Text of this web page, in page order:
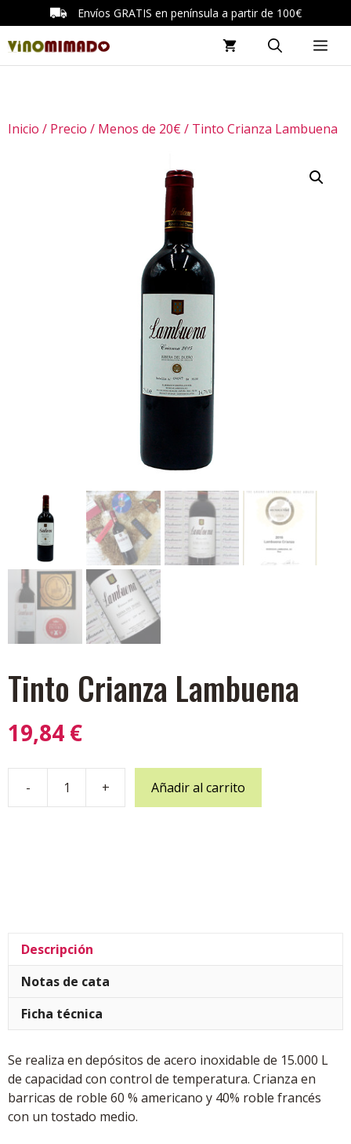
al
contenido
Envíos GRATIS en península a partir de 100€
Inicio / Precio / Menos de 20€ / Tinto Crianza Lambuena
Tinto Crianza Lambuena
19,84 €
-
Tinto
+ Añadir al carrito
Descripción
Notas de cata
Ficha técnica
Se realiza en depósitos de acero inoxidable de 15.000 L
de capacidad con control de temperatura. Crianza en
barricas de roble 60 % americano y 40% roble francés
con un tostado medio.